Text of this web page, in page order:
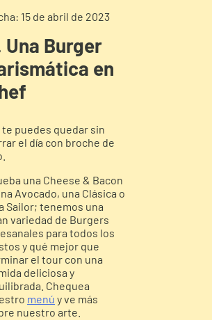
15 de abril de 2023
Una Burger
en
te puedes quedar sin
el día con broche de
una Cheese & Bacon
Avocado, una Clásica o
Sailor; tenemos una
variedad de Burgers
para todos los
y qué mejor que
el tour con una
deliciosa y
Chequea
menú y ve más
nuestro arte.